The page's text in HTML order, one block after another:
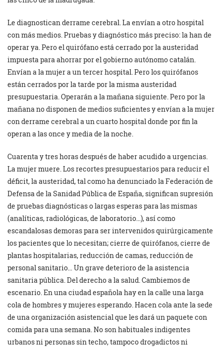
Le diagnostican derrame cerebral. La envían a otro hospital
con más medios. Pruebas y diagnóstico más preciso: la han de
operar ya. Pero el quirófano está cerrado por la austeridad
impuesta para ahorrar por el gobierno autónomo catalán.
Envían a la mujer a un tercer hospital. Pero los quirófanos
están cerrados por la tarde por la misma austeridad
presupuestaria. Operarán a la mañana siguiente. Pero por la
mañana no disponen de medios suficientes y envían a la mujer
con derrame cerebral a un cuarto hospital donde por fin la
operan a las once y media de la noche.
Cuarenta y tres horas después de haber acudido a urgencias.
La mujer muere. Los recortes presupuestarios para reducir el
déficit, la austeridad, tal como ha denunciado la Federación de
Defensa de la Sanidad Pública de España, significan supresión
de pruebas diagnósticas o largas esperas para las mismas
(analíticas, radiológicas, de laboratorio…), así como
escandalosas demoras para ser intervenidos quirúrgicamente
los pacientes que lo necesitan; cierre de quirófanos, cierre de
plantas hospitalarias, reducción de camas, reducción de
personal sanitario… Un grave deterioro de la asistencia
sanitaria pública. Del derecho a la salud. Cambiemos de
escenario. En una ciudad española hay en la calle una larga
cola de hombres y mujeres esperando. Hacen cola ante la sede
de una organización asistencial que les dará un paquete con
comida para una semana. No son habituales indigentes
urbanos ni personas sin techo, tampoco drogadictos ni